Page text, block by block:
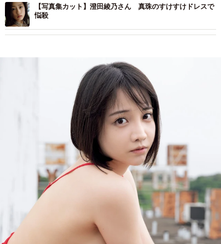
【写真集カット】澄田綾乃さん 真珠のすけすけドレスで
悩殺